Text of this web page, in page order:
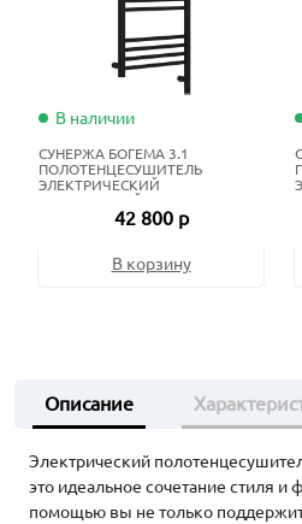
В наличии
СУНЕРЖА БОГЕМА 3.1
ПОЛОТЕНЦЕСУШИТЕЛЬ
ЭЛЕКТРИЧЕСКИЙ
ЖИДКОСТНЫЙ 100Х40 СМ
МАТОВЫЙ ЧЁРНЫЙ
42 800 р
В корзину
Описание
Электрический
это идеальное сочетание стиля и
помощью вы не только